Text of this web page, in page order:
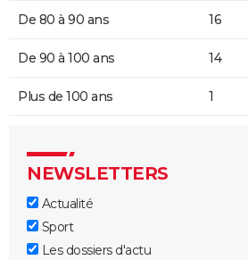
De 80 à 90 ans 16
De 90 à 100 ans 14
Plus de 100 ans 1
NEWSLETTERS
Actualité
Sport
Les dossiers d'actu